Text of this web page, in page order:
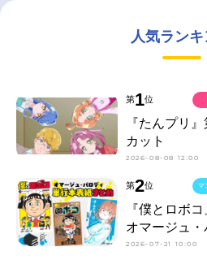
人気ラン
第1位
『たんプリ
カット
2026-08-08 12:00
第2位
『僕とロボ
オマージュ
2026-07-21 10:00
マ